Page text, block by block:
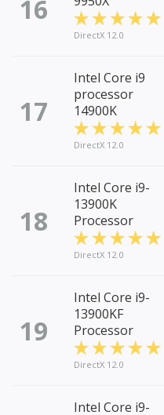
16
DirectX 12.0
17
Intel Core i9
processor
14900K
DirectX 12.0
18
Intel Core i9-
13900K
Processor
DirectX 12.0
19
Intel Core i9-
13900KF
Processor
DirectX 12.0
Intel Core i9-